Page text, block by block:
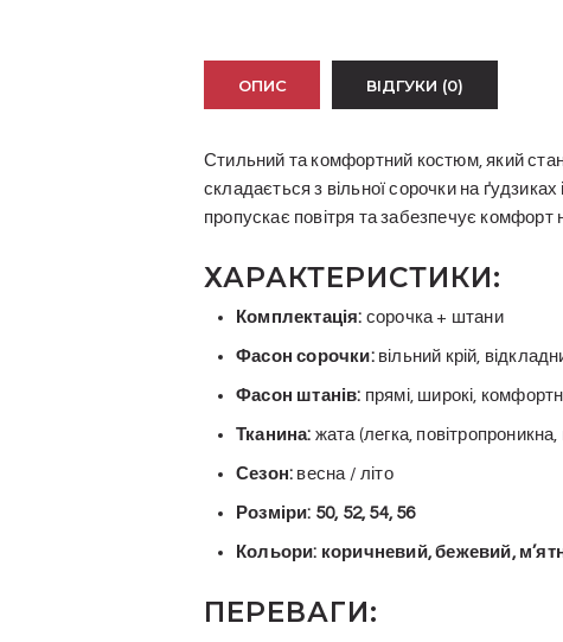
ОПИС ВІДГУКИ (0)
Стильний та комфортний костюм, який
складається з вільної сорочки на
пропускає повітря та забезпечує комфорт
ХАРАКТЕРИСТИКИ:
Комплектація: сорочка + штани
Фасон сорочки:вільний крій,
Фасон штанів: прямі, широкі,
Тканина: жата (легка, повітропроникна,
Сезон: весна / літо
Розміри: 50, 52, 54, 56
Кольори: коричневий, бежевий,
ПЕРЕВАГИ: